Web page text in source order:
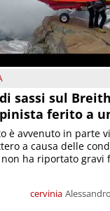
sassi sul
ferito a
cervinia
è avvenuto in parte
a causa delle
ha riportato gravi